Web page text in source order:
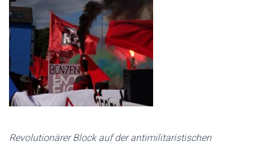
Revolutionärer Block auf der antimilitaristischen